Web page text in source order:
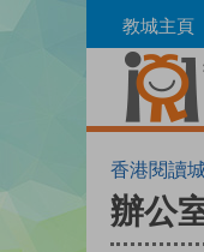
to
教城主頁
香港閱讀
辦公